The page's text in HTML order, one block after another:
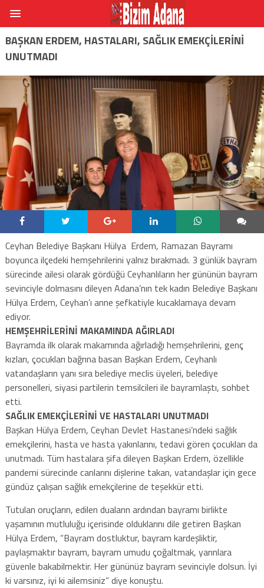
BAŞKAN ERDEM, HASTALARI, SAĞLIK EMEKÇILERINI
UNUTMADI
Ceyhan Belediye Başkanı Hülya Erdem, Ramazan Bayramı
boyunca ilçedeki hemşehrilerini yalnız bırakmadı. 3 günlük bayram
sürecinde ailesi olarak gördüğü Ceyhanlıların her gününün bayram
sevinciyle dolmasını dileyen Adana’nın tek kadın Belediye Başkanı
Hülya Erdem, Ceyhan’ı anne şefkatiyle kucaklamaya devam
ediyor.
HEMŞEHRİLERİNİ MAKAMINDA AĞIRLADI
Bayramda ilk olarak makamında ağırladığı hemşehrilerini, genç
kızları, çocukları bağrına basan Başkan Erdem, Ceyhanlı
vatandaşların yanı sıra belediye meclis üyeleri, belediye
personelleri, siyasi partilerin temsilcileri ile bayramlaştı, sohbet
etti.
SAĞLIK EMEKÇİLERİNİ VE HASTALARI UNUTMADI
Başkan Hülya Erdem, Ceyhan Devlet Hastanesi’ndeki sağlık
emekçilerini, hasta ve hasta yakınlarını, tedavi gören çocukları da
unutmadı. Tüm hastalara şifa dileyen Başkan Erdem, özellikle
pandemi sürecinde canlarını dişlerine takan, vatandaşlar için gece
gündüz çalışan sağlık emekçilerine de teşekkür etti.
Tutulan oruçların, edilen duaların ardından bayramı birlikte
yaşamının mutluluğu içerisinde olduklarını dile getiren Başkan
Hülya Erdem, “Bayram dostluktur, bayram kardeşliktir,
paylaşmaktır bayram, bayram umudu çoğaltmak, yarınlara
güvenle bakabilmektir. Her gününüz bayram sevinciyle dolsun. İyi
ki varsınız, iyi ki ailemsiniz” diye konuştu.